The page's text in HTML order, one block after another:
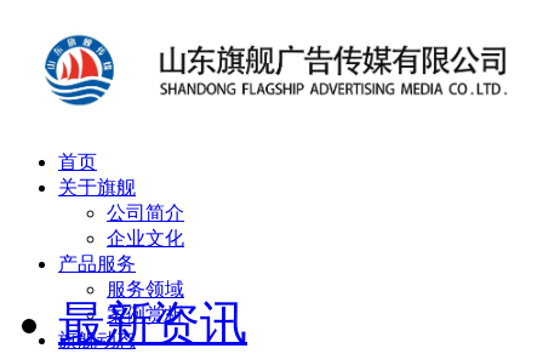
首页
关于旗舰
公司简介
企业文化
产品服务
服务领域
案例赏析
旗舰动态
最新资讯